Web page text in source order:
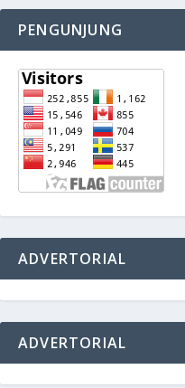
PENGUNJUNG
ADVERTORIAL
ADVERTORIAL